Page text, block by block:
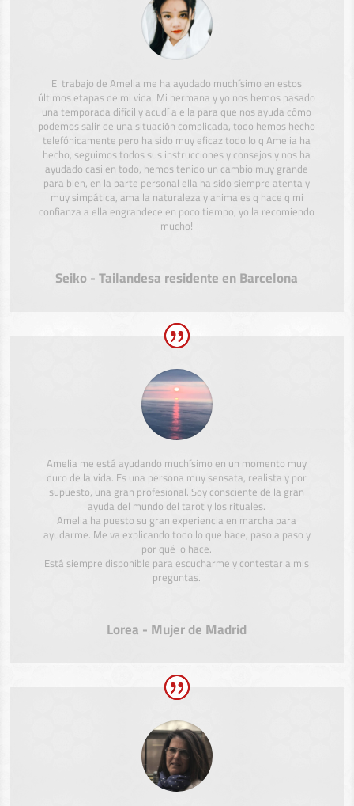
El trabajo de Amelia me ha ayudado muchísimo en estos
últimos etapas de mi vida. Mi hermana y yo nos hemos pasado
una temporada difícil y acudí a ella para que nos ayuda cómo
podemos salir de una situación complicada, todo hemos hecho
telefónicamente pero ha sido muy eficaz todo lo q Amelia ha
hecho, seguimos todos sus instrucciones y consejos y nos ha
ayudado casi en todo, hemos tenido un cambio muy grande
para bien, en la parte personal ella ha sido siempre atenta y
muy simpática, ama la naturaleza y animales q hace q mi
confianza a ella engrandece en poco tiempo, yo la recomiendo
mucho!
Seiko - Tailandesa residente en Barcelona
Amelia me está ayudando muchísimo en un momento muy
duro de la vida. Es una persona muy sensata, realista y por
supuesto, una gran profesional. Soy consciente de la gran
ayuda del mundo del tarot y los rituales.
Amelia ha puesto su gran experiencia en marcha para
ayudarme. Me va explicando todo lo que hace, paso a paso y
por qué lo hace.
Está siempre disponible para escucharme y contestar a mis
preguntas.
Lorea - Mujer de Madrid